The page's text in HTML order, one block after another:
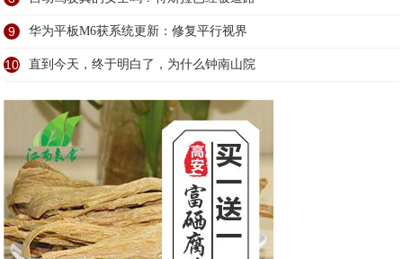
9 华为平板M6获系统更新：修复平行视界
10 直到今天，终于明白了，为什么钟南山院